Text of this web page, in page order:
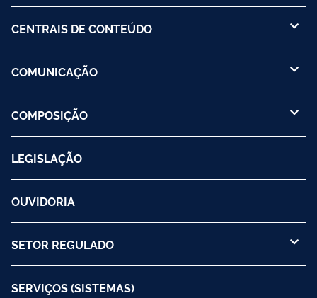
CENTRAIS DE CONTEÚDO
COMUNICAÇÃO
COMPOSIÇÃO
LEGISLAÇÃO
OUVIDORIA
SETOR REGULADO
SERVIÇOS (SISTEMAS)